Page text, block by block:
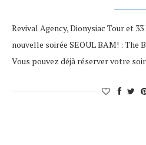
Revival Agency, Dionysiac Tour et
nouvelle soirée SEOUL BAM! : The
Vous pouvez déjà réserver votre